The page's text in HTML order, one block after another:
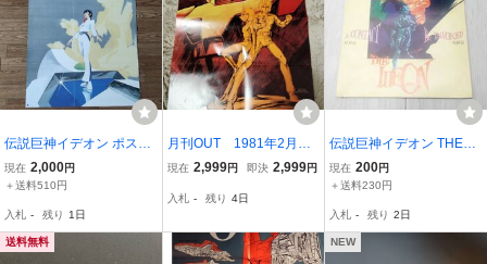
伝説巨神イデオン ポスタ
ー B2サイズ 当時物
現在 2,000円
＋送料510円
入札 - 残り 1日
月刊OUT 1981年2月号
付録ポスター 機動戦士ガ
ン
現在 2,999円 即決 2,999円
入札 - 残り 4日
伝説巨神イデオン THE I
DEON（接触篇 発動篇）
劇場版アニメ パンフレッ
現在 200円
＋送料230円
入札 - 残り 2日
送料無料 NEW